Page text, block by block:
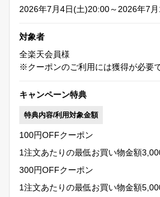
2026年7月4日(土)20:00～2026年7
対象者
全楽天会員様
※クーポンのご利用には獲得が必要で
キャンペーン特典
特典内容/利用対象金額
100円OFFクーポン
1注文あたりの最低お買い物金額
300円OFFクーポン
1注文あたりの最低お買い物金額